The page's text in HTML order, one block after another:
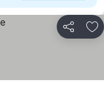
Compartir